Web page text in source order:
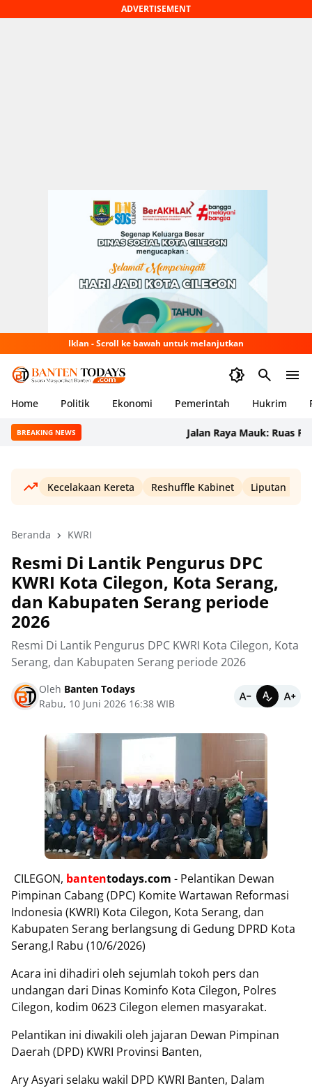
ADVERTISEMENT
Iklan - Scroll ke bawah untuk melanjutkan
Home Politik Ekonomi Pemerintah Hukrim
BREAKING NEWS Jalan Raya Mauk: Ruas
Kecelakaan Kereta Reshuffle Kabinet Liputan Haji
Beranda KWRI
Resmi Di Lantik Pengurus DPC
KWRI Kota Cilegon, Kota Serang,
dan Kabupaten Serang periode
2026
Resmi Di Lantik Pengurus DPC KWRI Kota Cilegon, Kota
Serang, dan Kabupaten Serang periode 2026
Oleh Banten Todays
Rabu, 10 Juni 2026 16:38 WIB
CILEGON, bantentodays.com - Pelantikan Dewan
Pimpinan Cabang (DPC) Komite Wartawan Reformasi
Indonesia (KWRI) Kota Cilegon, Kota Serang, dan
Kabupaten Serang berlangsung di Gedung DPRD Kota
Serang,l Rabu (10/6/2026)
Acara ini dihadiri oleh sejumlah tokoh pers dan
undangan dari Dinas Kominfo Kota Cilegon, Polres
Cilegon, kodim 0623 Cilegon elemen masyarakat.
Pelantikan ini diwakili oleh jajaran Dewan Pimpinan
Daerah (DPD) KWRI Provinsi Banten,
Ary Asyari selaku wakil DPD KWRI Banten, Dalam